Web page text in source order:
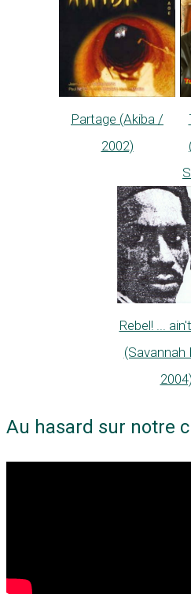
Partage (Akiba /
2002)
Rebel! ...
(Savannah
2004)
Au hasard sur notre